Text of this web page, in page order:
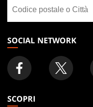
FOOTER
un
negozio
SOCIAL NETWORK
SCOPRI